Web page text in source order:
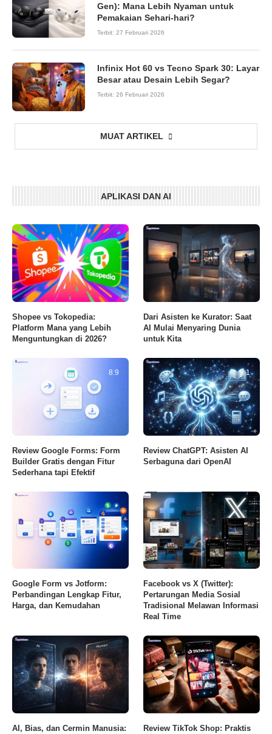
Gen): Mana Lebih Nyaman untuk
Pemakaian Sehari-hari?
Terbit: 27 Februari 2026
Infinix Hot 60 vs Tecno Spark 30: Layar
Besar atau Desain Lebih Segar?
Terbit: 26 Februari 2026
MUAT ARTIKEL
APLIKASI DAN AI
Shopee vs Tokopedia:
Platform Mana yang Lebih
Menguntungkan di 2026?
Dari Asisten ke Kurator: Saat
AI Mulai Menyaring Dunia
untuk Kita
8.9
Review Google Forms: Form
Builder Gratis dengan Fitur
Sederhana tapi Efektif
9.1
Review ChatGPT: Asisten AI
Serbaguna dari OpenAI
Google Form vs Jotform:
Perbandingan Lengkap Fitur,
Harga, dan Kemudahan
Facebook vs X (Twitter):
Pertarungan Media Sosial
Tradisional Melawan Informasi
Real Time
AI, Bias, dan Cermin Manusia:
Review TikTok Shop: Praktis